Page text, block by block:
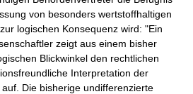
von besonders wertstoffhaltigen
logischen Konsequenz wird: "Ein
zeigt aus einem bisher
Blickwinkel den rechtlichen
Interpretation der
Die bisherige undifferenzierte